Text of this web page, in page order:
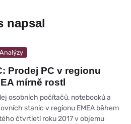
napsal
Analýzy
Prodej PC v regionu
mírně rostl
osobních počítačů, notebooků a
stanic v regionu EMEA během
čtvrtletí roku 2017 v objemu